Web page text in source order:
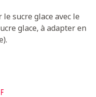
sucre glace avec le
glace, à adapter en